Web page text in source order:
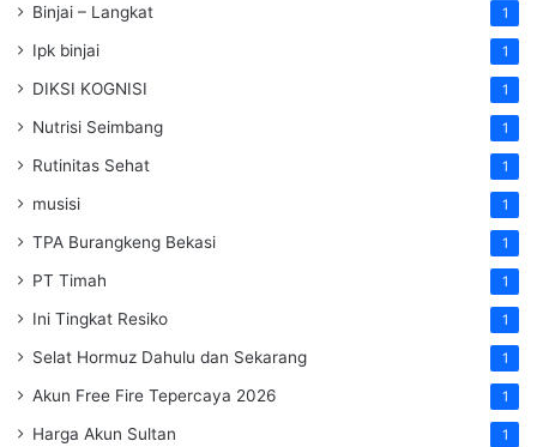
Binjai – Langkat 1
Ipk binjai 1
DIKSI KOGNISI 1
Nutrisi Seimbang 1
Rutinitas Sehat 1
musisi 1
TPA Burangkeng Bekasi 1
PT Timah 1
Ini Tingkat Resiko 1
Selat Hormuz Dahulu dan Sekarang 1
Akun Free Fire Tepercaya 2026 1
Harga Akun Sultan 1